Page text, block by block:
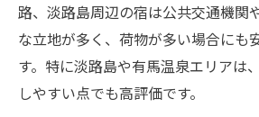
路、淡路島周辺の宿は公共交通機関
な立地が多く、荷物が多い場合にも
す。特に淡路島や有馬温泉エリアは
しやすい点でも高評価です。